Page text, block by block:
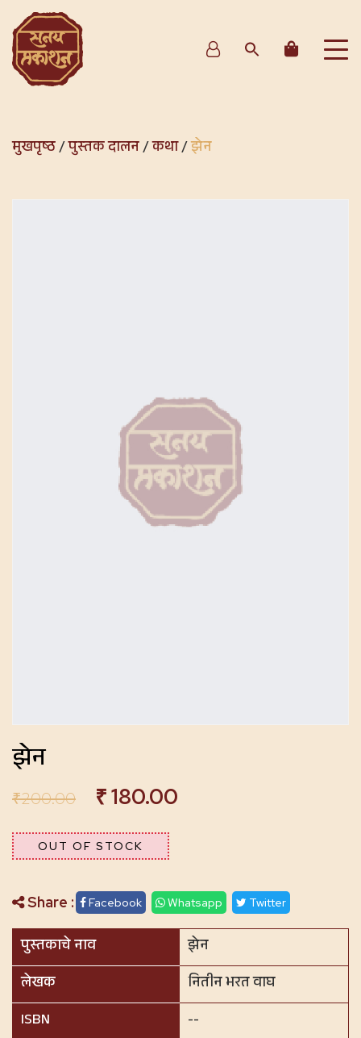
मुखपृष्ठ/पुस्तक दालन/कथा/झेन
झेन
₹200.00 ₹180.00
OUT OF STOCK
Share : Facebook Whatsapp Twitter
पुस्तकाचे नाव
झेन
लेखक
नितीन भरत वाघ
ISBN
--